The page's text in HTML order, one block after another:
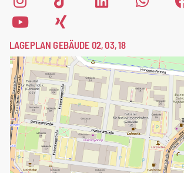
LAGEPLAN GEBÄUDE 02, 03, 18